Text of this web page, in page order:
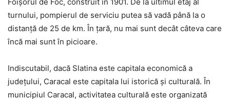
turnului, pompierul de serviciu putea să vadă până la o
distanţă de 25 de km. În ţară, nu mai sunt decât câteva care
încă mai sunt în picioare.
Indiscutabil, dacă Slatina este capitala economică a
judeţului, Caracal este capitala lui istorică şi culturală. În
municipiul Caracal, activitatea culturală este organizată